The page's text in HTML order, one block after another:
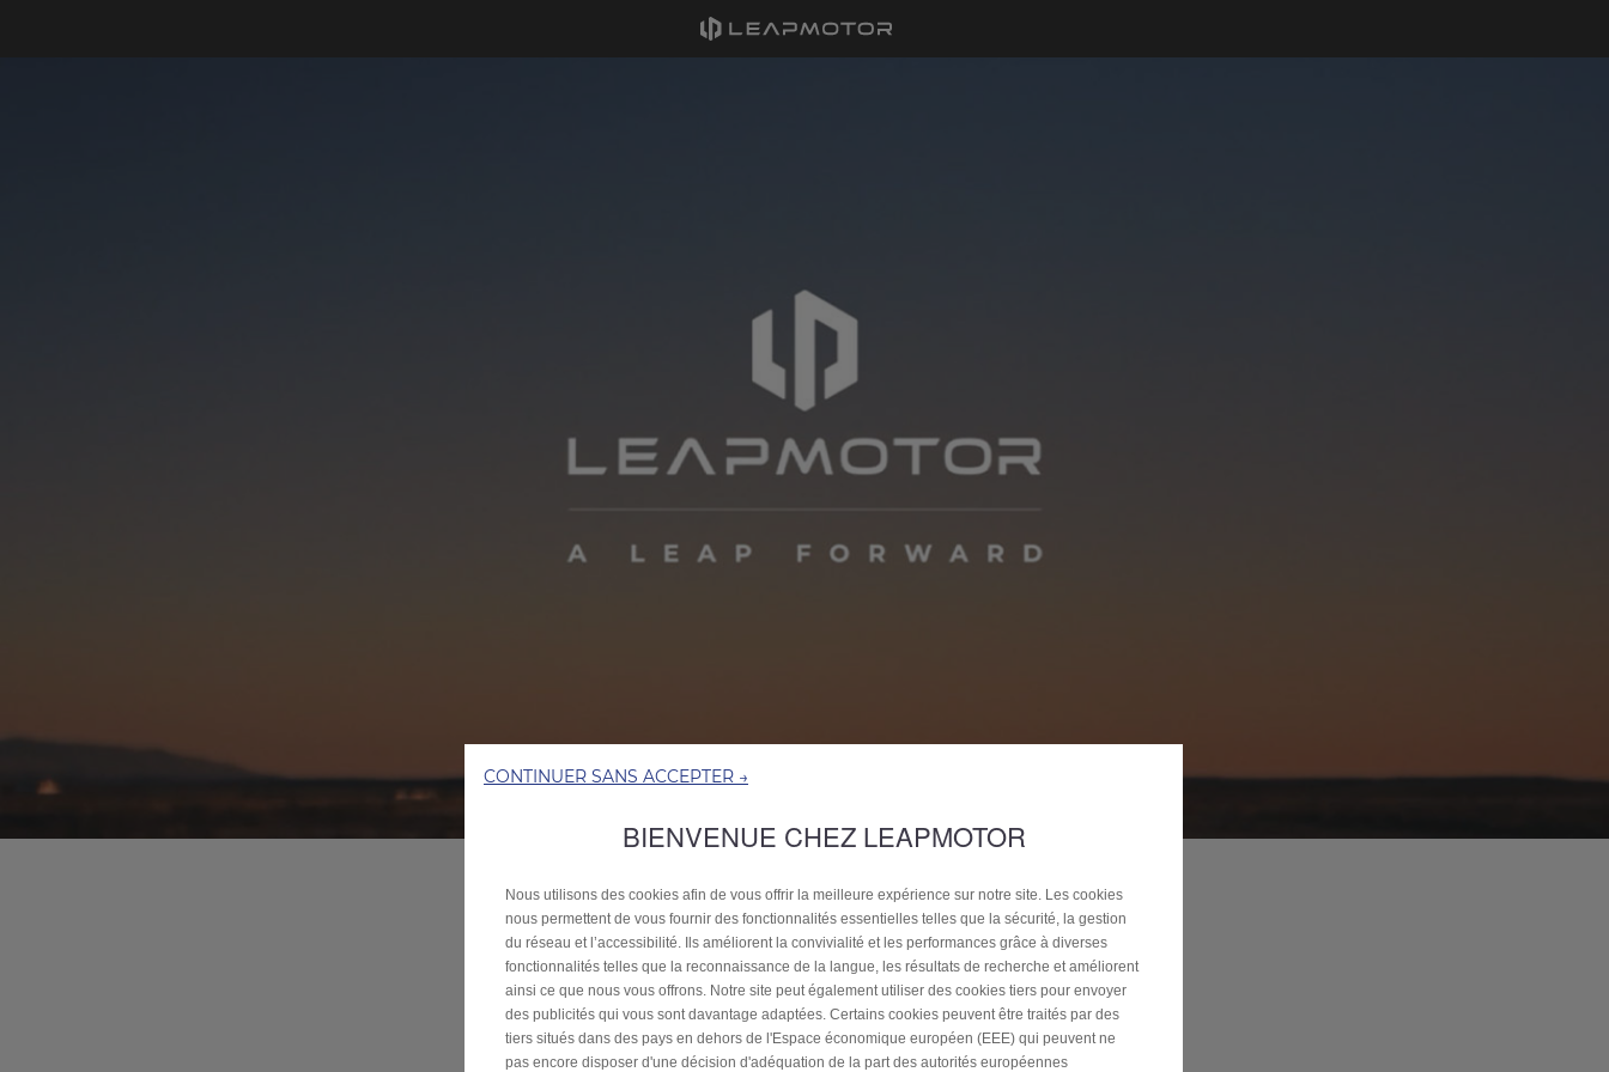
Saisir les leads Newcom
Nom *
Prénom *
CONTINUER SANS ACCEPTER →
BIENVENUE CHEZ LEAPMOTOR
Nous utilisons des cookies afin de vous offrir la meilleure expérience sur notre site. Les cookies
nous permettent de vous fournir des fonctionnalités essentielles telles que la sécurité, la gestion
du réseau et l’accessibilité. Ils améliorent la convivialité et les performances grâce à diverses
fonctionnalités telles que la reconnaissance de la langue, les résultats de recherche et améliorent
ainsi ce que nous vous offrons. Notre site peut également utiliser des cookies tiers pour envoyer
des publicités qui vous sont davantage adaptées. Certains cookies peuvent être traités par des
tiers situés dans des pays en dehors de l'Espace économique européen (EEE) qui peuvent ne
pas encore disposer d'une décision d'adéquation de la part des autorités européennes